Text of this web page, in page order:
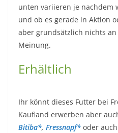
unten variieren je nachdem
und ob es gerade in Aktion
aber grundsätzlich nichts
Meinung.
Erhältlich
Ihr könnt dieses Futter bei
Kaufland erwerben aber
Bitiba*, Fressnapf* oder